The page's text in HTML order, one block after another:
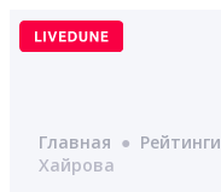
Перейти
Главная ● Рейтинги
Хайрова